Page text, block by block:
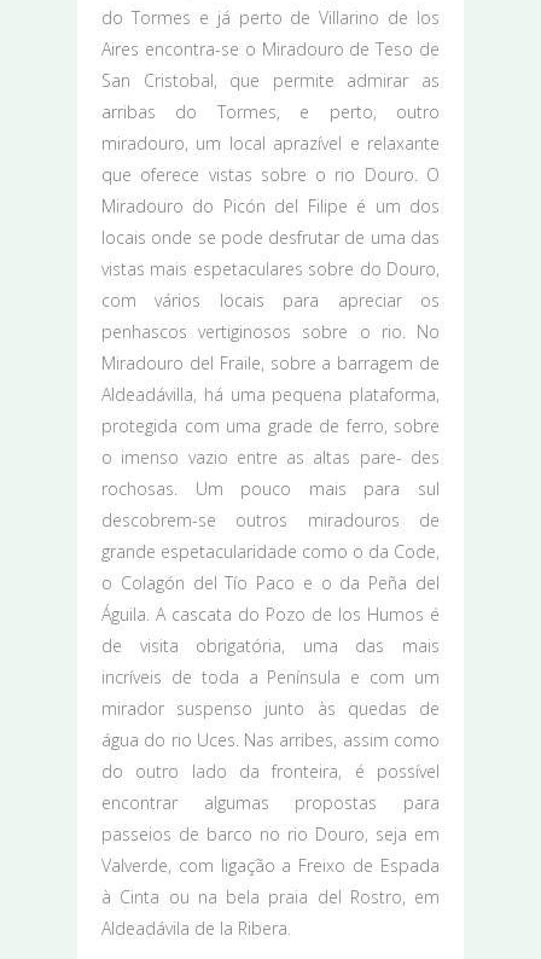
do Tormes e já perto de Villarino de los
Aires encontra-se o Miradouro de Teso de
San Cristobal, que permite admirar as
arribas do Tormes, e perto, outro
miradouro, um local aprazível e relaxante
que oferece vistas sobre o rio Douro. O
Miradouro do Picón del Filipe é um dos
locais onde se pode desfrutar de uma das
vistas mais espetaculares sobre do Douro,
com vários locais para apreciar os
penhascos vertiginosos sobre o rio. No
Miradouro del Fraile, sobre a barragem de
Aldeadávilla, há uma pequena plataforma,
protegida com uma grade de ferro, sobre
o imenso vazio entre as altas pare- des
rochosas. Um pouco mais para sul
descobrem-se outros miradouros de
grande espetacularidade como o da Code,
o Colagón del Tío Paco e o da Peña del
Águila. A cascata do Pozo de los Humos é
de visita obrigatória, uma das mais
incríveis de toda a Península e com um
mirador suspenso junto às quedas de
água do rio Uces. Nas arribes, assim como
do outro lado da fronteira, é possível
encontrar algumas propostas para
passeios de barco no rio Douro, seja em
Valverde, com ligação a Freixo de Espada
à Cinta ou na bela praia del Rostro, em
Aldeadávila de la Ribera.